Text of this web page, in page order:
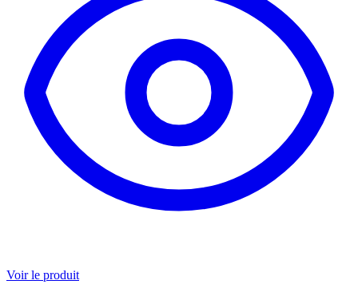
Voir le produit